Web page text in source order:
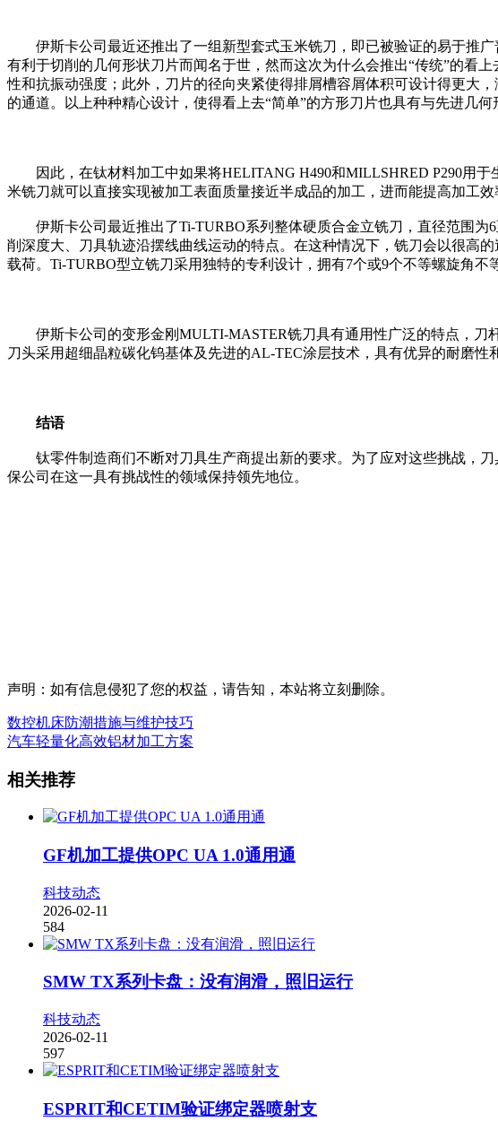
伊斯卡公司最近还推出了一组新型套式玉米铣刀，即已被验证的易于推广
有利于切削的几何形状刀片而闻名于世，然而这次为什么会推出“传统”的看
性和抗振动强度；此外，刀片的径向夹紧使得排屑槽容屑体积可设计得更大
的通道。以上种种精心设计，使得看上去“简单”的方形刀片也具有与先进几
因此，在钛材料加工中如果将HELITANG H490和MILLSHRED P290用于
米铣刀就可以直接实现被加工表面质量接近半成品的加工，进而能提高加工效
伊斯卡公司最近推出了Ti-TURBO系列整体硬质合金立铣刀，直径范围为6
削深度大、刀具轨迹沿摆线曲线运动的特点。在这种情况下，铣刀会以很高
载荷。Ti-TURBO型立铣刀采用独特的专利设计，拥有7个或9个不等螺旋角
伊斯卡公司的变形金刚MULTI-MASTER铣刀具有通用性广泛的特点，刀
刀头采用超细晶粒碳化钨基体及先进的AL-TEC涂层技术，具有优异的耐磨
结语
钛零件制造商们不断对刀具生产商提出新的要求。为了应对这些挑战，刀
保公司在这一具有挑战性的领域保持领先地位。
声明：如有信息侵犯了您的权益，请告知，本站将立刻删除。
数控机床防潮措施与维护技巧
汽车轻量化高效铝材加工方案
相关推荐
GF机加工提供OPC UA 1.0通用通
科技动态
2026-02-11
584
SMW TX系列卡盘：没有润滑，照旧运行
科技动态
2026-02-11
597
ESPRIT和CETIM验证绑定器喷射支